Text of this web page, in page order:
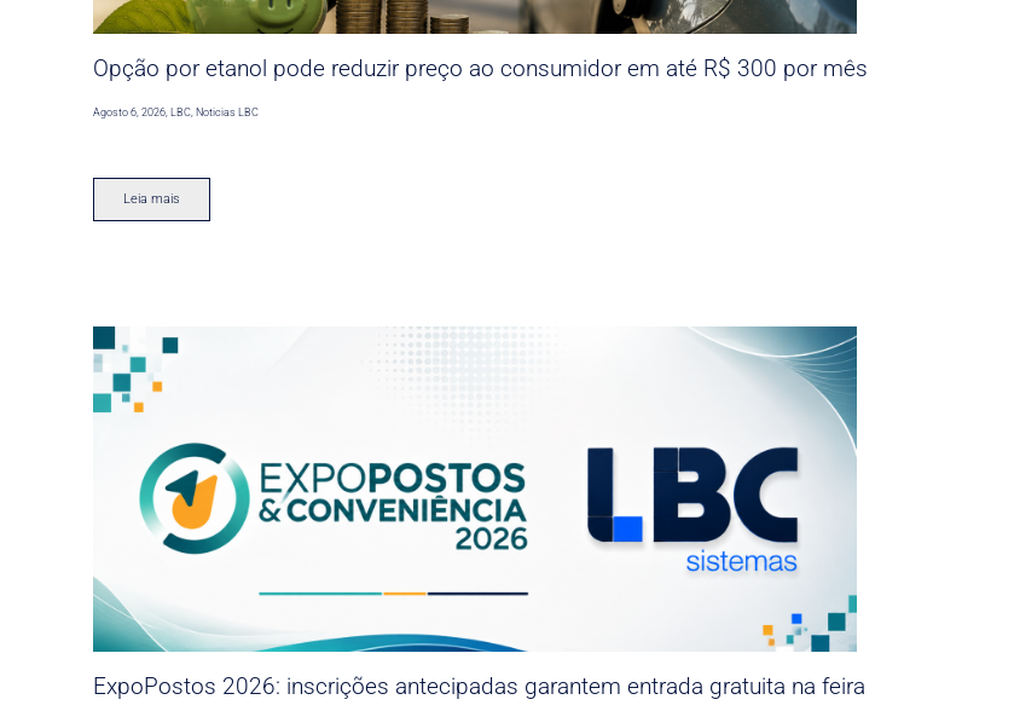
Opção por etanol pode reduzir preço ao consumidor em até R$ 300 por mês
Agosto 6, 2026,LBC,Noticias LBC
Leia mais
ExpoPostos 2026: inscrições antecipadas garantem entrada gratuita na feira